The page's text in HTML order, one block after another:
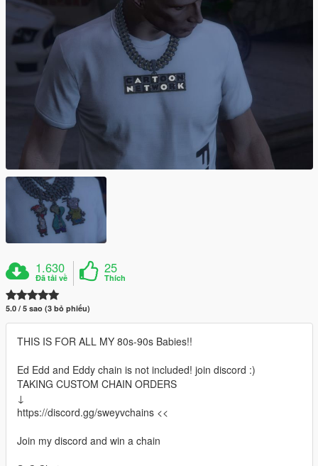
1.630
Đã tải về
25
Thích
5.0 / 5 sao (3 bỏ phiếu)
THIS IS FOR ALL MY 80s-90s Babies!!
Ed Edd and Eddy chain is not included! join discord :)
TAKING CUSTOM CHAIN ORDERS
↓
https://discord.gg/sweyvchains <<
Join my discord and win a chain